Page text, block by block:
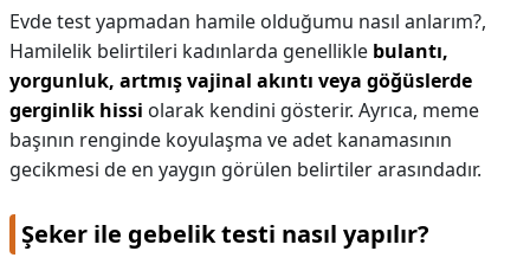
Evde test yapmadan hamile olduğumu nasıl anlarım?,
Hamilelik belirtileri kadınlarda genellikle bulantı,
yorgunluk, artmış vajinal akıntı veya göğüslerde
gerginlik hissi olarak kendini gösterir. Ayrıca, meme
başının renginde koyulaşma ve adet kanamasının
gecikmesi de en yaygın görülen belirtiler arasındadır.
Şeker ile gebelik testi nasıl yapılır?